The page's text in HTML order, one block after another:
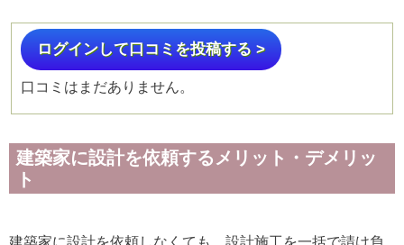
ログインして口コミを投稿する >
口コミはまだありません。
建築家に設計を依頼するメリット・デメリッ
ト
建築家に設計を依頼しなくても、設計施工を一括で請け負